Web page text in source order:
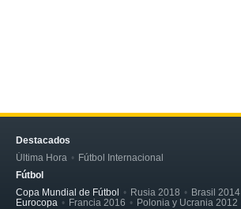
Destacados
Última Hora
Fútbol Internacional
Fútbol
Copa Mundial de Fútbol
Rusia 2018 Brasil 2014
Eurocopa
Francia 2016
Polonia y Ucrania 2012